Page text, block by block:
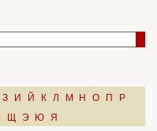
З И Й К Л М Н О П
Р
Щ Э Ю Я